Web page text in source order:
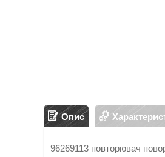
Опис
96269113 повторювач